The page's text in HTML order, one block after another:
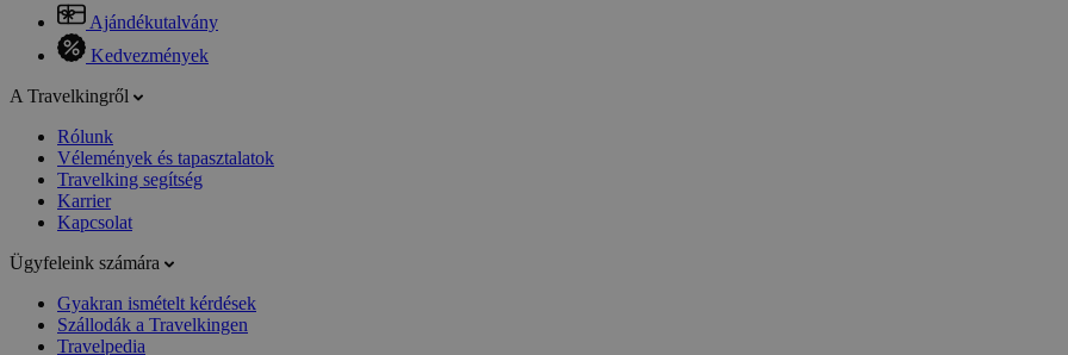
Ajándékutalvány
Kedvezmények
A Travelkingről
Rólunk
Vélemények és tapasztalatok
Travelking segítség
Karrier
Kapcsolat
Ügyfeleink számára
Gyakran ismételt kérdések
Szállodák a Travelkingen
Travelpedia